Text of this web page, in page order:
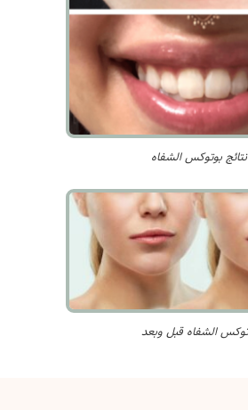
نتائج بوتوكس الشفاه
الشفاه قبل وبعد